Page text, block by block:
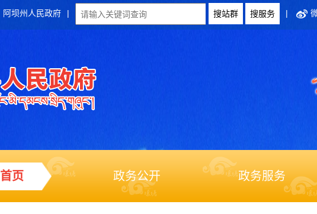
阿坝州人民政府 | |
首页 政务公开 政务服务